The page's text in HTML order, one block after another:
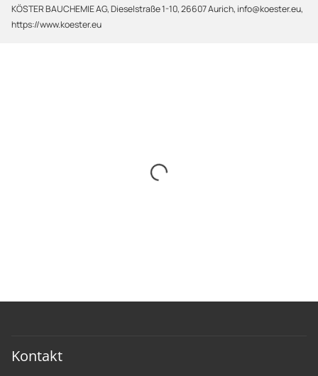
KÖSTER BAUCHEMIE AG, Dieselstraße 1-10, 26607 Aurich, info@koester.eu,
https://www.koester.eu
Kontakt